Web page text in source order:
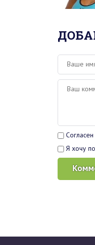
Согласен
Я хочу